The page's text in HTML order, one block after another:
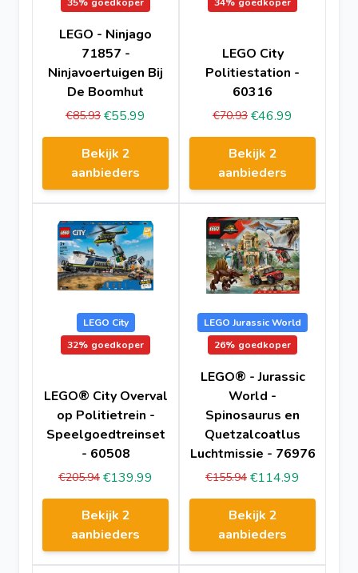
LEGO - Ninjago
71857 -
Ninjavoertuigen Bij
De Boomhut
€85.93 €55.99
Bekijk 2
aanbieders
LEGO City
Politiestation -
60316
€70.93 €46.99
Bekijk 2
aanbieders
LEGO City
32% goedkoper
LEGO® City Overval
op Politietrein -
Speelgoedtreinset
- 60508
€205.94 €139.99
Bekijk 2
aanbieders
LEGO Jurassic World
26% goedkoper
LEGO® - Jurassic
World -
Spinosaurus en
Quetzalcoatlus
Luchtmissie - 76976
€155.94 €114.99
Bekijk 2
aanbieders